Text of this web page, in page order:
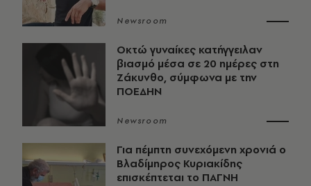
Newsroom
Οκτώ γυναίκες κατήγγειλαν
βιασμό μέσα σε 20 ημέρες στη
Ζάκυνθο, σύμφωνα με την
ΠΟΕΔΗΝ
Newsroom
Για πέμπτη συνεχόμενη χρονιά ο
Βλαδίμηρος Κυριακίδης
επισκέπτεται το ΠΑΓΝΗ